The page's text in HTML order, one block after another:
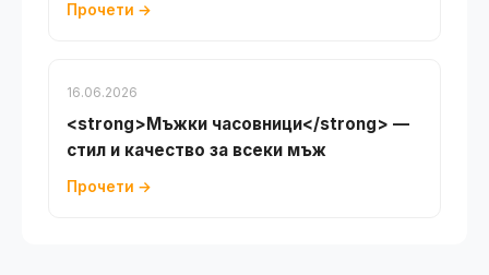
Прочети →
16.06.2026
<strong>Мъжки часовници</strong> —
стил и качество за всеки мъж
Прочети →